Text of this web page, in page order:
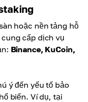
hoặc nền tảng hỗ
cấp dịch vụ
Binance, KuCoin,
ý đến yếu tố bảo
biến. Ví dụ, tại